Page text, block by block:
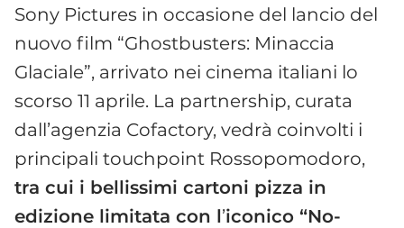
Sony Pictures in occasione del lancio del
nuovo film “Ghostbusters: Minaccia
Glaciale”, arrivato nei cinema italiani lo
scorso 11 aprile. La partnership, curata
dall’agenzia Cofactory, vedrà coinvolti i
principali touchpoint Rossopomodoro,
tra cui i bellissimi cartoni pizza in
edizione limitata con l’iconico “No-